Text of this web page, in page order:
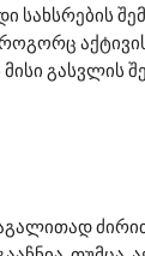
სახსრების
აქტივის
გასვლის